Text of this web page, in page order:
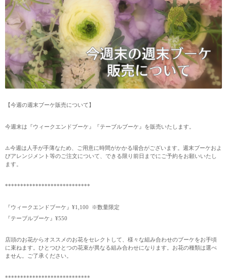
【今週の週末ブーケ販売について】
今週末は『ウィークエンドブーケ』『テーブルブーケ』を販売いたします。
⚠️今週は人手が手薄なため、ご用意に時間がかかる場合がございます。週末ブーケおよ
びアレンジメント等のご注文について、できる限り前日までにご予約をお願いいたし
ます。
****************************
『ウィークエンドブーケ』¥1,100 ※数量限定
『テーブルブーケ』¥550
店頭のお花からオススメのお花をセレクトして、様々な組み合わせのブーケをお手頃
に束ねます。ひとつひとつの花束が異なる組み合わせになります。お花の種類は選べ
ません。ご了承ください。
****************************